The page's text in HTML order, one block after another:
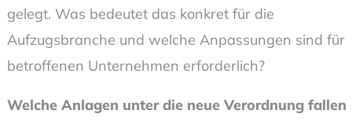
gelegt. Was bedeutet das konkret für die
Aufzugsbranche und welche Anpassungen sind für
betroffenen Unternehmen erforderlich?
Welche Anlagen unter die neue Verordnung fallen